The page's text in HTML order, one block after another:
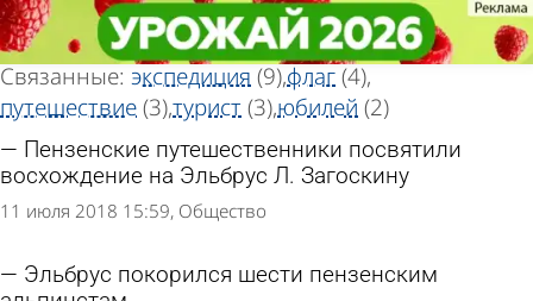
«Эльбрус»
Тег новостей
Всего найдено 15 новостей
Связанные: экспедиция (9)флаг(4)
путешествие(3)турист(3)юбилей (2)
Пензенские путешественники посвятили
восхождение на Эльбрус Л. Загоскину
11 июля 2018 15:59 Общество
Эльбрус покорился шести пензенским
«Эльбрус»
Тег новостей